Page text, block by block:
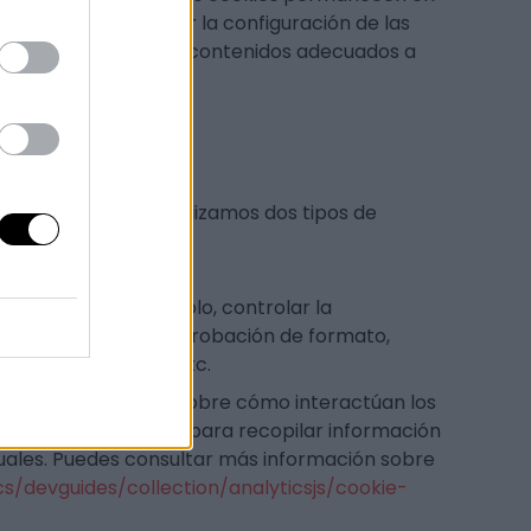
usuario, recordar la configuración de las
para ofrecerte contenidos adecuados a
Plataforma utilizamos dos tipos de
como, por ejemplo, controlar la
los tests de comprobación de formato,
de la página, etc.
informarnos sobre cómo interactúan los
usuario y las utiliza para recopilar información
Puedes consultar más información sobre
devguides/collection/analyticsjs/cookie-